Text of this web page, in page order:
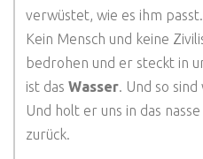
verwüstet, wie es ihm passt.
Kein Mensch und keine
bedrohen und er steckt in
ist das Wasser . Und so
Und holt er uns in das
zurück.